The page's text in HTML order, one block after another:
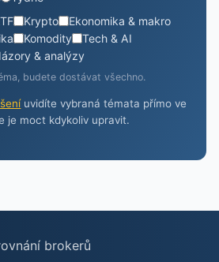
Krypto
Ekonomika & makro
Komodity
Tech & AI
& analýzy
budete dostávat všechno.
uvidíte vybraná témata přímo ve
je moct kdykoliv upravit.
brokerů